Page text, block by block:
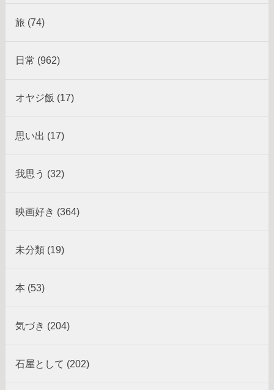
旅 (74)
日常 (962)
オヤジ飯 (17)
思い出 (17)
我思う (32)
映画好き (364)
未分類 (19)
本 (53)
気づき (204)
石屋として (202)